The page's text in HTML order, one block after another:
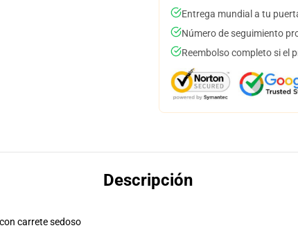
Entrega mundial a tu
Número de seguimiento
Reembolso completo si el
Descripción
carrete sedoso